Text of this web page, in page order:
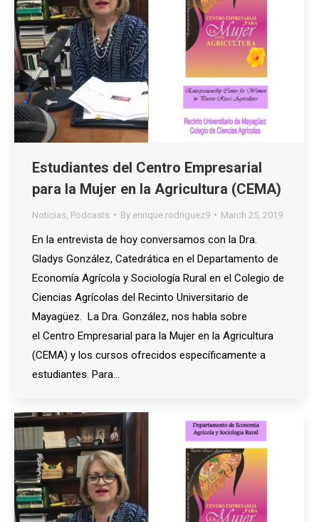
Estudiantes del Centro Empresarial
para la Mujer en la Agricultura (CEMA)
Noticias Podcasts By enrique.rodriguez9 March 25, 2019
En la entrevista de hoy conversamos con la Dra.
Gladys González, Catedrática en el Departamento de
Economía Agrícola y Sociología Rural en el Colegio de
Ciencias Agrícolas del Recinto Universitario de
Mayagüez. La Dra. González, nos habla sobre
el Centro Empresarial para la Mujer en la Agricultura
(CEMA) y los cursos ofrecidos específicamente a
estudiantes. Para…